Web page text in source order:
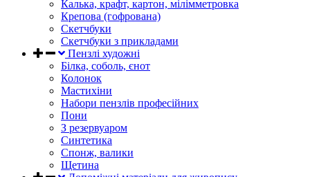
Калька, крафт, картон, мілімметровка
Крепова (гофрована)
Скетчбуки
Скетчбуки з прикладами
Пензлі художні
Білка, соболь, єнот
Колонок
Мастихіни
Набори пензлів професійних
Пони
З резервуаром
Синтетика
Спонж, валики
Щетина